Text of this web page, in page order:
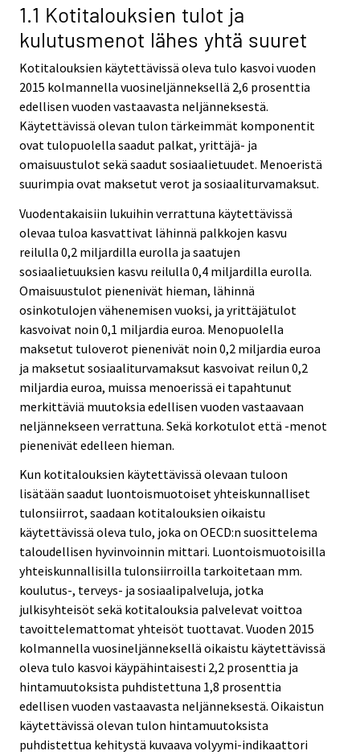
1.1 Kotitalouksien tulot ja
kulutusmenot lähes yhtä suuret
Kotitalouksien käytettävissä oleva tulo kasvoi vuoden
2015 kolmannella vuosineljänneksellä 2,6 prosenttia
edellisen vuoden vastaavasta neljänneksestä.
Käytettävissä olevan tulon tärkeimmät komponentit
ovat tulopuolella saadut palkat, yrittäjä- ja
omaisuustulot sekä saadut sosiaalietuudet. Menoeristä
suurimpia ovat maksetut verot ja sosiaaliturvamaksut.
Vuodentakaisiin lukuihin verrattuna käytettävissä
olevaa tuloa kasvattivat lähinnä palkkojen kasvu
reilulla 0,2 miljardilla eurolla ja saatujen
sosiaalietuuksien kasvu reilulla 0,4 miljardilla eurolla.
Omaisuustulot pienenivät hieman, lähinnä
osinkotulojen vähenemisen vuoksi, ja yrittäjätulot
kasvoivat noin 0,1 miljardia euroa. Menopuolella
maksetut tuloverot pienenivät noin 0,2 miljardia euroa
ja maksetut sosiaaliturvamaksut kasvoivat reilun 0,2
miljardia euroa, muissa menoerissä ei tapahtunut
merkittäviä muutoksia edellisen vuoden vastaavaan
neljännekseen verrattuna. Sekä korkotulot että -menot
pienenivät edelleen hieman.
Kun kotitalouksien käytettävissä olevaan tuloon
lisätään saadut luontoismuotoiset yhteiskunnalliset
tulonsiirrot, saadaan kotitalouksien oikaistu
käytettävissä oleva tulo, joka on OECD:n suosittelema
taloudellisen hyvinvoinnin mittari. Luontoismuotoisilla
yhteiskunnallisilla tulonsiirroilla tarkoitetaan mm.
koulutus-, terveys- ja sosiaalipalveluja, jotka
julkisyhteisöt sekä kotitalouksia palvelevat voittoa
tavoittelemattomat yhteisöt tuottavat. Vuoden 2015
kolmannella vuosineljänneksellä oikaistu käytettävissä
oleva tulo kasvoi käypähintaisesti 2,2 prosenttia ja
hintamuutoksista puhdistettuna 1,8 prosenttia
edellisen vuoden vastaavasta neljänneksestä. Oikaistun
käytettävissä olevan tulon hintamuutoksista
puhdistettua kehitystä kuvaava volyymi-indikaattori